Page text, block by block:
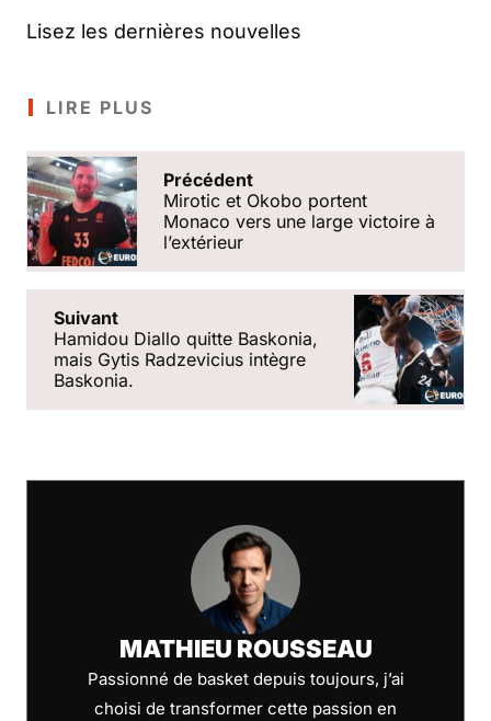
Lisez les dernières nouvelles
LIRE PLUS
Précédent
Mirotic et Okobo portent
Monaco vers une large victoire à
l’extérieur
Suivant
Hamidou Diallo quitte Baskonia,
mais Gytis Radzevicius intègre
Baskonia.
MATHIEU ROUSSEAU
Passionné de basket depuis toujours, j’ai
choisi de transformer cette passion en